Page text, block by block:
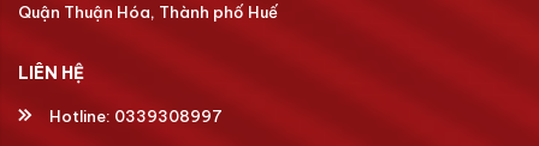
Quận Thuận Hóa, Thành phố Huế
LIÊN HỆ
Hotline: 0339308997